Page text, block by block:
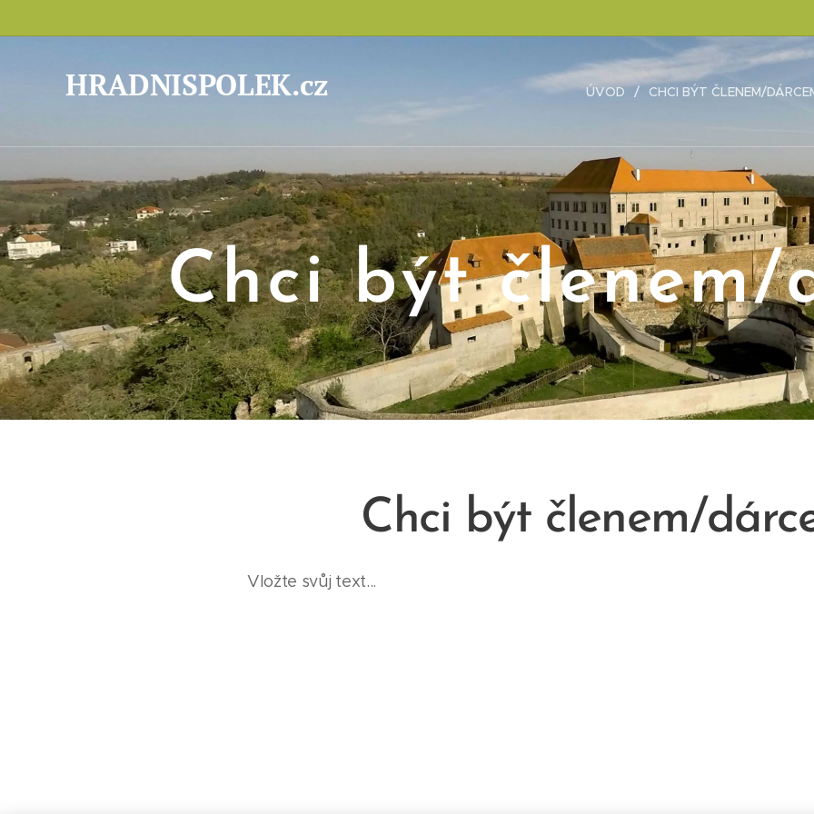
HRADNISPOLEK.cz ÚVOD CHCI BÝT ČLENEM/
Chci být členem/
Chci být členem/
Vložte svůj text...